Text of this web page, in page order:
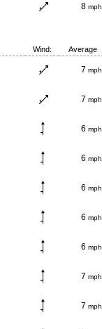
8 mph
Wind: Average
7 mph
7 mph
6 mph
6 mph
6 mph
6 mph
6 mph
7 mph
7 mph